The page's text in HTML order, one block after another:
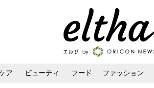
ア ビューティ フード ファッション